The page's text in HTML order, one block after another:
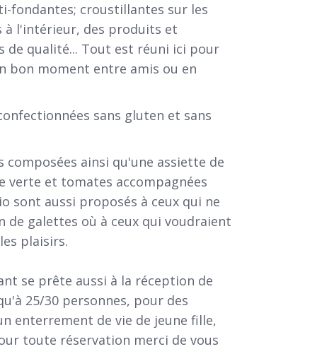
fondantes; croustillantes sur les
à l'intérieur, des produits et
de qualité... Tout est réuni ici pour
bon moment entre amis ou en
sans gluten et sans
composées ainsi qu'une assiette de
verte et tomates accompagnées
sont aussi proposés à ceux qui ne
de galettes où à ceux qui voudraient
plaisirs.
se prête aussi à la réception de
25/30 personnes, pour des
enterrement de vie de jeune fille,
toute réservation merci de vous